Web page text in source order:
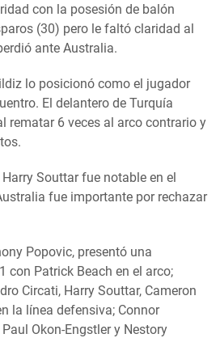
con la posesión de balón
(30) pero le faltó claridad al
ante Australia.
lo posicionó como el jugador
El delantero de Turquía
rematar 6 veces al arco contrario y
Souttar fue notable en el
fue importante por rechazar
Popovic, presentó una
con Patrick Beach en el arco;
Circati, Harry Souttar, Cameron
la línea defensiva; Connor
Okon-Engstler y Nestory